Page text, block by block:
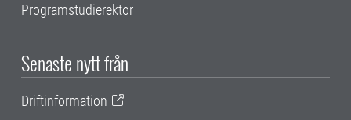
Programstudierektor
Senaste nytt från
Driftinformation